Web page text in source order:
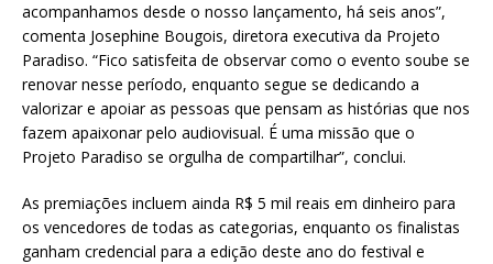
acompanhamos desde o nosso lançamento, há seis anos”,
comenta Josephine Bougois, diretora executiva da Projeto
Paradiso. “Fico satisfeita de observar como o evento soube se
renovar nesse período, enquanto segue se dedicando a
valorizar e apoiar as pessoas que pensam as histórias que nos
fazem apaixonar pelo audiovisual. É uma missão que o
Projeto Paradiso se orgulha de compartilhar”, conclui.
As premiações incluem ainda R$ 5 mil reais em dinheiro para
os vencedores de todas as categorias, enquanto os finalistas
ganham credencial para a edição deste ano do festival e